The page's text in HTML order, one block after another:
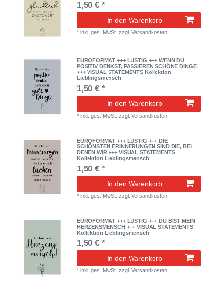
1,50 € *
In den Warenkorb
*inkl. ges. MwSt. zzgl.Versandkosten
EUROFORMAT +++ LUSTIG +++ WENN DU
POSITIV DENKST, PASSIEREN SCHÖNE DINGE.
+++ VISUAL STATEMENTS Kollektion
Lieblingsmensch
1,50 € *
In den Warenkorb
*inkl. ges. MwSt. zzgl.Versandkosten
EUROFORMAT +++ LUSTIG +++ DIE
SCHÖNSTEN ERINNERUNGEN SIND DIE, BEI
DENEN WIR +++ VISUAL STATEMENTS
Kollektion Lieblingsmensch
1,50 € *
In den Warenkorb
*inkl. ges. MwSt. zzgl.Versandkosten
EUROFORMAT +++ LUSTIG +++ DU BIST MEIN
HERZENSMENSCH +++ VISUAL STATEMENTS
Kollektion Lieblingsmensch
1,50 € *
In den Warenkorb
*inkl. ges. MwSt. zzgl.Versandkosten